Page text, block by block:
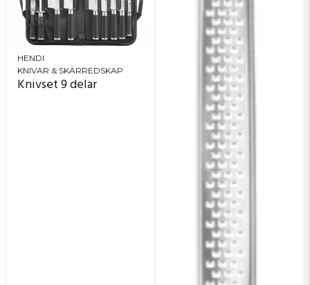
HENDI
KNIVAR & SKÄRREDSKAP
Knivset 9 delar